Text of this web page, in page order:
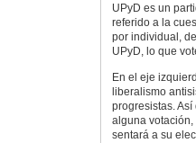
UPyD es un
referido a la
por individual,
UPyD, lo que
En el eje
liberalismo
progresistas.
alguna
sentará a su